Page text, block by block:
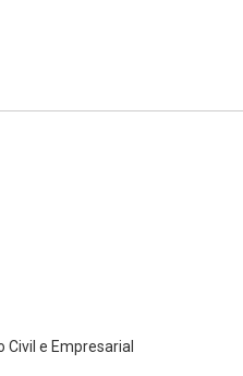
Civil e Empresarial